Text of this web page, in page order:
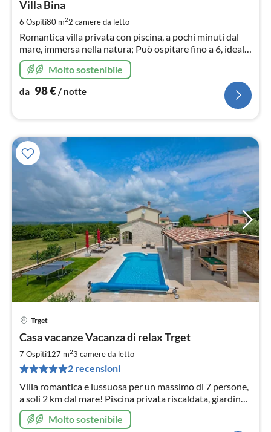
Villa Bina
6 Ospiti80 m22 camere da letto
Romantica villa privata con piscina, a pochi minuti dal
mare, immersa nella natura; Può ospitare fino a 6, ideale
per coppie, famiglie
Molto sostenibile
da 98€/ notte
Trget
Casa vacanze Vacanza di relax Trget
7 Ospiti127 m23 camere da letto
2 recensioni
Villa romantica e lussuosa per un massimo di 7 persone,
a soli 2 km dal mare! Piscina privata riscaldata, giardino
completamente recintato, pet-friendly
Molto sostenibile